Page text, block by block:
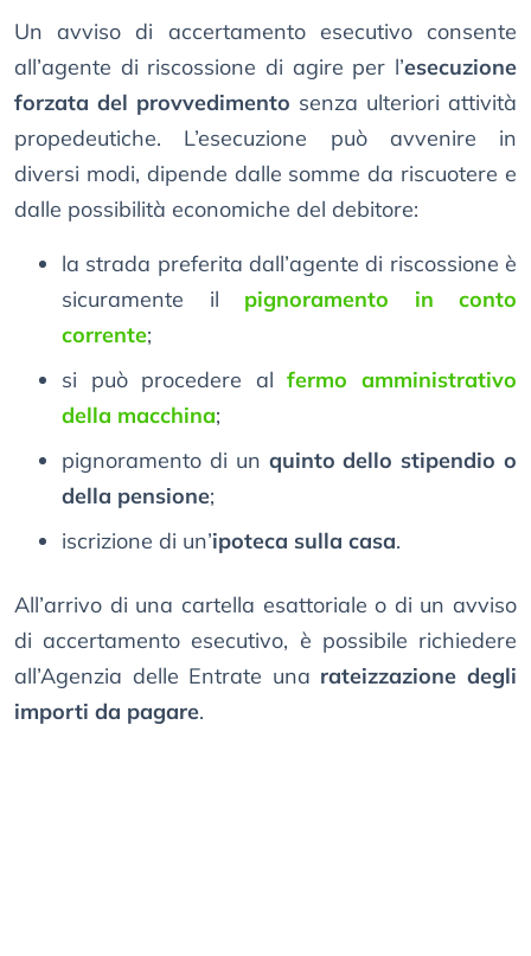
Un avviso di accertamento esecutivo consente
all’agente di riscossione di agire per l’esecuzione
forzata del provvedimento senza ulteriori attività
propedeutiche. L’esecuzione può avvenire in
diversi modi, dipende dalle somme da riscuotere e
dalle possibilità economiche del debitore:
la strada preferita dall’agente di riscossione è
sicuramente il pignoramento in conto
corrente;
si può procedere alfermo amministrativo
della macchina;
pignoramento di un quinto dello stipendio o
della pensione;
iscrizione di un’ipoteca sulla casa.
All’arrivo di una cartella esattoriale o di un avviso
di accertamento esecutivo, è possibile richiedere
all’Agenzia delle Entrate una rateizzazione degli
importi da pagare.